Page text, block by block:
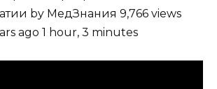
by МедЗнания 9,766 views
ago 1 hour, 3 minutes